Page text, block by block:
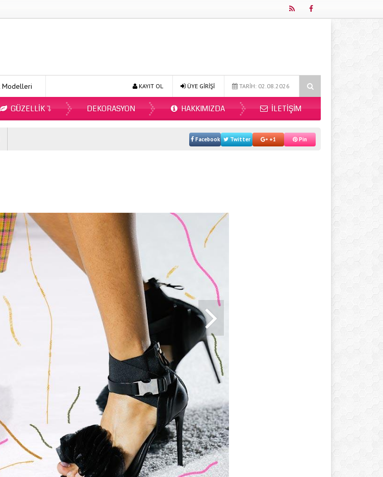
Ecopirin Reçetesiz Alınır Mı 2026? Online Diyetisyen ile Sağlıklı Beslenmenin Yeni Adresi: Fitdiyet.net
TARİH: 02.08.2026
ÜYE GİRİŞİ
KAYIT OL
GÜZELLIK DEKORASYON HAKKIMIZDA İLETIŞIM
Facebook Twitter +1 Pin